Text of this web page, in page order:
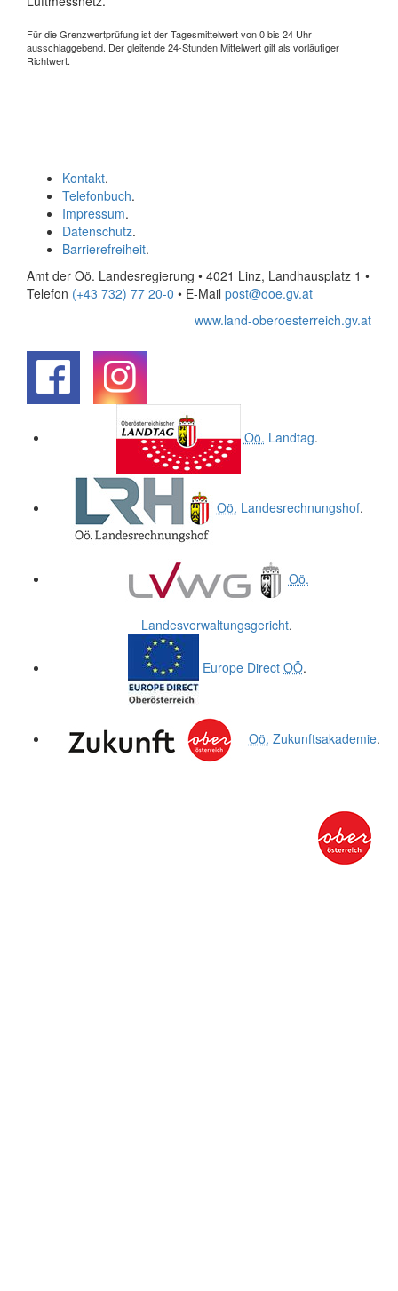
Für die Grenzwertprüfung ist der Tagesmittelwert von 0 bis 24 Uhr
ausschlaggebend. Der gleitende 24-Stunden Mittelwert gilt als vorläufiger
Richtwert.
Kontakt.
Telefonbuch.
Impressum.
Datenschutz.
Barrierefreiheit.
Amt der Oö. Landesregierung • 4021 Linz, Landhausplatz 1 •
Telefon (+43 732) 77 20-0 • E-Mail post@ooe.gv.at
www.land-oberoesterreich.gv.at
Oö. Landtag.
Oö. Landesrechnungshof.
Oö.
Landesverwaltungsgericht.
Europe Direct OÖ.
Oö. Zukunftsakademie.